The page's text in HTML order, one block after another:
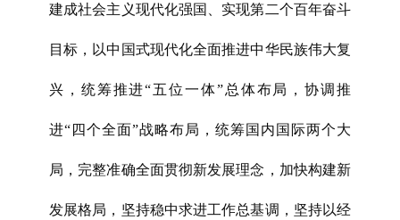
建成社会主义现代化强国、实现第二个百年奋斗
目标，以中国式现代化全面推进中华民族伟大复
兴，统筹推进“五位一体”总体布局，协调推
进“四个全面”战略布局，统筹国内国际两个大
局，完整准确全面贯彻新发展理念，加快构建新
发展格局，坚持稳中求进工作总基调，坚持以经